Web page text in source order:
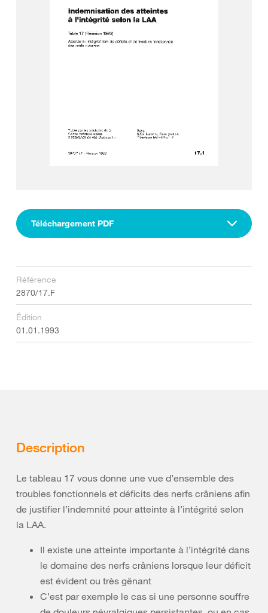
Téléchargement PDF
Référence
2870/17.F
Édition
01.01.1993
Description
Le tableau 17 vous donne une vue d’ensemble des
troubles fonctionnels et déficits des nerfs crâniens afin
de justifier l’indemnité pour atteinte à l’intégrité selon
la LAA.
Il existe une atteinte importante à l’intégrité dans
le domaine des nerfs crâniens lorsque leur déficit
est évident ou très gênant
C’est par exemple le cas si une personne souffre